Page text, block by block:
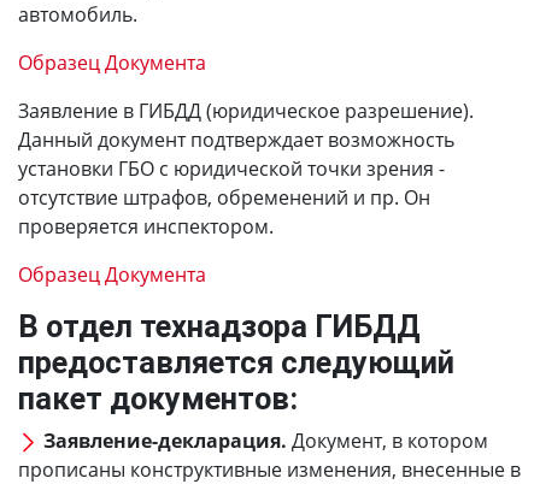
автомобиль.
Образец Документа
Заявление в ГИБДД (юридическое разрешение).
Данный документ подтверждает возможность
установки ГБО с юридической точки зрения -
отсутствие штрафов, обременений и пр. Он
проверяется инспектором.
Образец Документа
В отдел технадзора ГИБДД
предоставляется следующий
пакет документов:
Заявление-декларация. Документ, в котором
прописаны конструктивные изменения, внесенные в